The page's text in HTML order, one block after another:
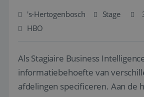
's-Hertogenbosch Stage
HBO
Als Stagiaire Business
informatiebehoefte van
afdelingen specificeren. Aan de